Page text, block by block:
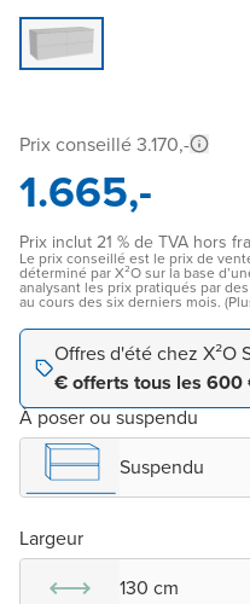
Prix conseillé 3.170,-
1.665,-
Prix inclut 21 % de TVA hors
Le prix conseillé est le prix de
déterminé par X²O sur la base
analysant les prix pratiqués par
au cours des six derniers mois.
Offres d'été chez X²O
€ offerts tous les 600
À poser ou suspendu
Suspendu
Largeur
130 cm